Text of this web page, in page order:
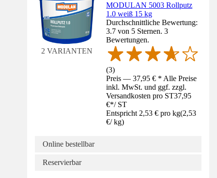
2 VARIANTEN
MODULAN 5003 Rollputz
1.0 weiß 15 kg
Durchschnittliche Bewertung:
3.7 von 5 Sternen. 3
Bewertungen.
(3)
Preis — 37,95 € * Alle Preise
inkl. MwSt. und ggf. zzgl.
Versandkosten pro ST37,95
€*/ ST
Entspricht 2,53 € pro kg(2,53
€/ kg)
Online bestellbar
Reservierbar